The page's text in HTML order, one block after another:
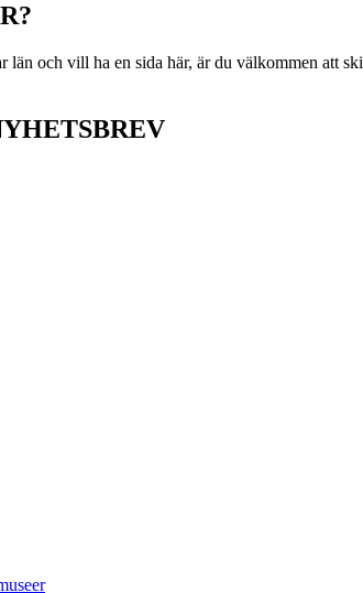
län och vill ha en sida här, är du välkommen att